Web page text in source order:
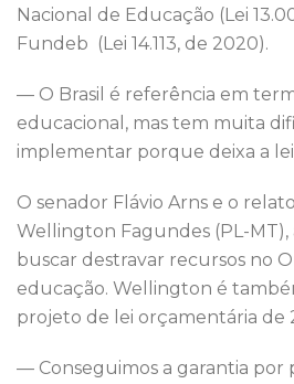
Nacional de Educação (Lei
Fundeb (Lei 14.113, de 2020).
— O Brasil é referência em
educacional, mas tem muita
implementar porque deixa a
O senador Flávio Arns e o
Wellington Fagundes (PL-
buscar destravar recursos no
educação. Wellington é
projeto de lei orçamentária de
— Conseguimos a garantia por